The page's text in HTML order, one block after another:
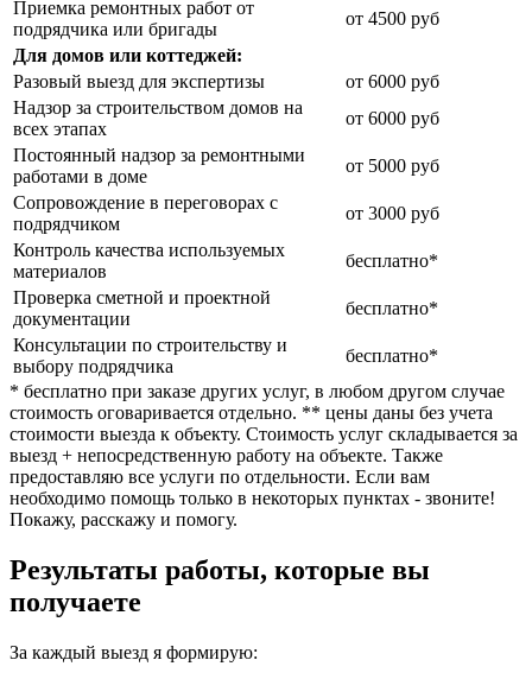
Приемка ремонтных работ от
подрядчика или бригады
от 4500 руб
Для домов или коттеджей:
Разовый выезд для экспертизы
от 6000 руб
Надзор за строительством домов на
всех этапах
от 6000 руб
Постоянный надзор за ремонтными
работами в доме
от 5000 руб
Сопровождение в переговорах с
подрядчиком
от 3000 руб
Контроль качества используемых
материалов
бесплатно*
Проверка сметной и проектной
документации
бесплатно*
Консультации по строительству и
выбору подрядчика
бесплатно*
* бесплатно при заказе других услуг, в любом другом случае
стоимость оговаривается отдельно. ** цены даны без учета
стоимости выезда к объекту. Стоимость услуг складывается за
выезд + непосредственную работу на объекте. Также
предоставляю все услуги по отдельности. Если вам
необходимо помощь только в некоторых пунктах - звоните!
Покажу, расскажу и помогу.
Результаты работы, которые вы
получаете
За каждый выезд я формирую: